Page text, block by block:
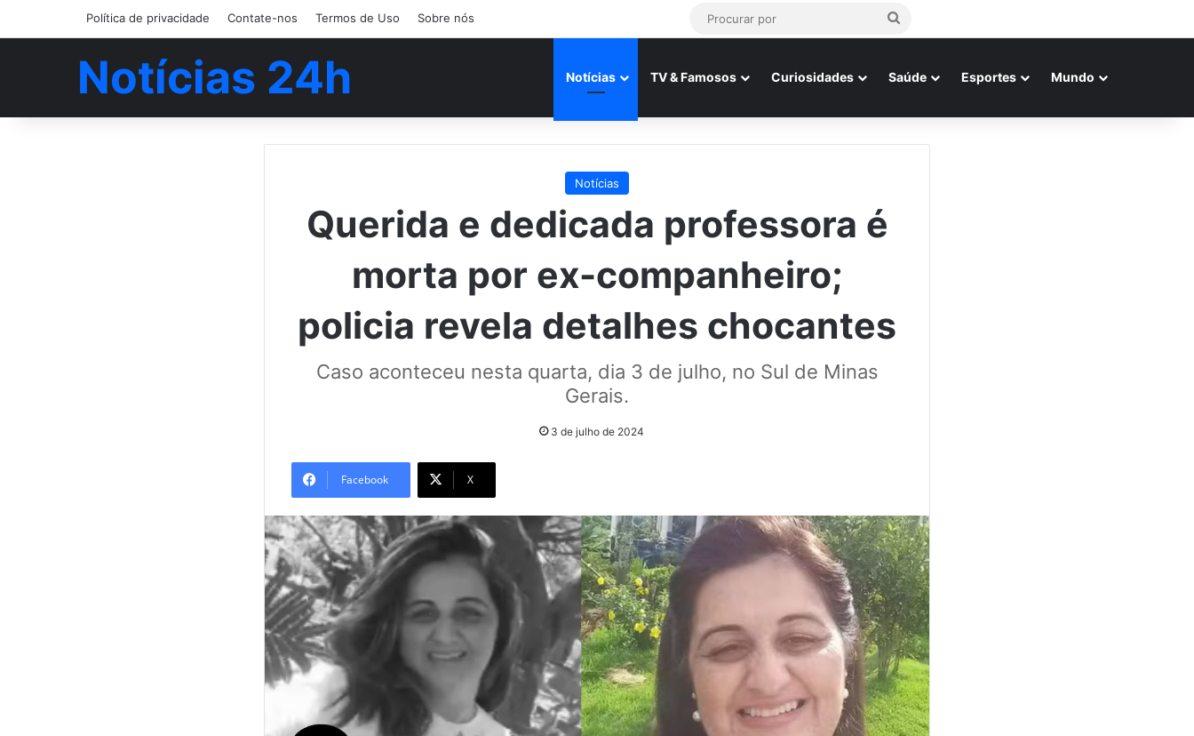
Política de privacidade Contate-nos Termos de Uso Sobre nós
Procurar
Notícias 24h Notícias TV & Famosos Curiosidades Saúde Esportes Mundo
Notícias
Querida e dedicada professora é
morta por ex-companheiro;
policia revela detalhes chocantes
Caso aconteceu nesta quarta, dia 3 de julho, no Sul de Minas
Gerais.
3 de julho de 2024
Facebook X